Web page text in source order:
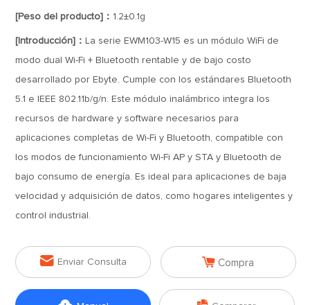
[Peso del producto]： 1.2±0.1g
[Introducción]： La serie EWM103-W15 es un módulo WiFi de
modo dual Wi-Fi + Bluetooth rentable y de bajo costo
desarrollado por Ebyte. Cumple con los estándares Bluetooth
5.1 e IEEE 802.11b/g/n. Este módulo inalámbrico integra los
recursos de hardware y software necesarios para
aplicaciones completas de Wi-Fi y Bluetooth, compatible con
los modos de funcionamiento Wi-Fi AP y STA y Bluetooth de
bajo consumo de energía. Es ideal para aplicaciones de baja
velocidad y adquisición de datos, como hogares inteligentes y
control industrial.
 Enviar Consulta  Compra